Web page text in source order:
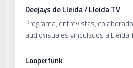
Deejays de Lleida / Lleida TV
Programa, entrevistas,
audiovisuales vinculados a Lleida
Looperfunk